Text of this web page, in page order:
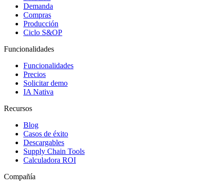
Demanda
Compras
Producción
Ciclo S&OP
Funcionalidades
Funcionalidades
Precios
Solicitar demo
IA Nativa
Recursos
Blog
Casos de éxito
Descargables
Supply Chain Tools
Calculadora ROI
Compañía